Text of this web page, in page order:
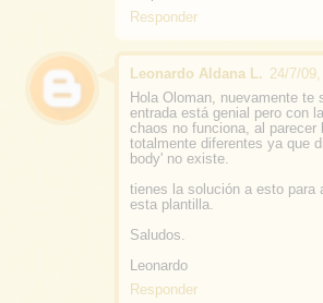
Responder
Leonardo Aldana L. 24/7/
Hola Oloman, nuevamente te
entrada está genial pero con
chaos no funciona, al parecer
totalmente diferentes ya que
body' no existe.
tienes la solución a esto para
esta plantilla.
Saludos.
Leonardo
Responder